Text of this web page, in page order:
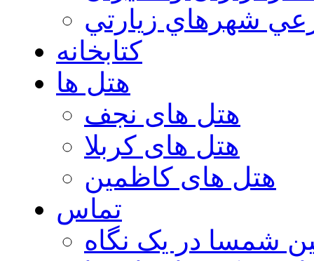
شهرهاي زيارتي
کتابخانه
هتل ها
هتل های نجف
هتل های کربلا
هتل های کاظمین
تماس
شمسا در یک نگاه